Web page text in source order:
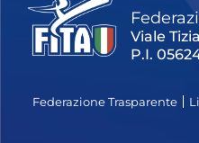
Viale
P.I.
Federazione Trasparente